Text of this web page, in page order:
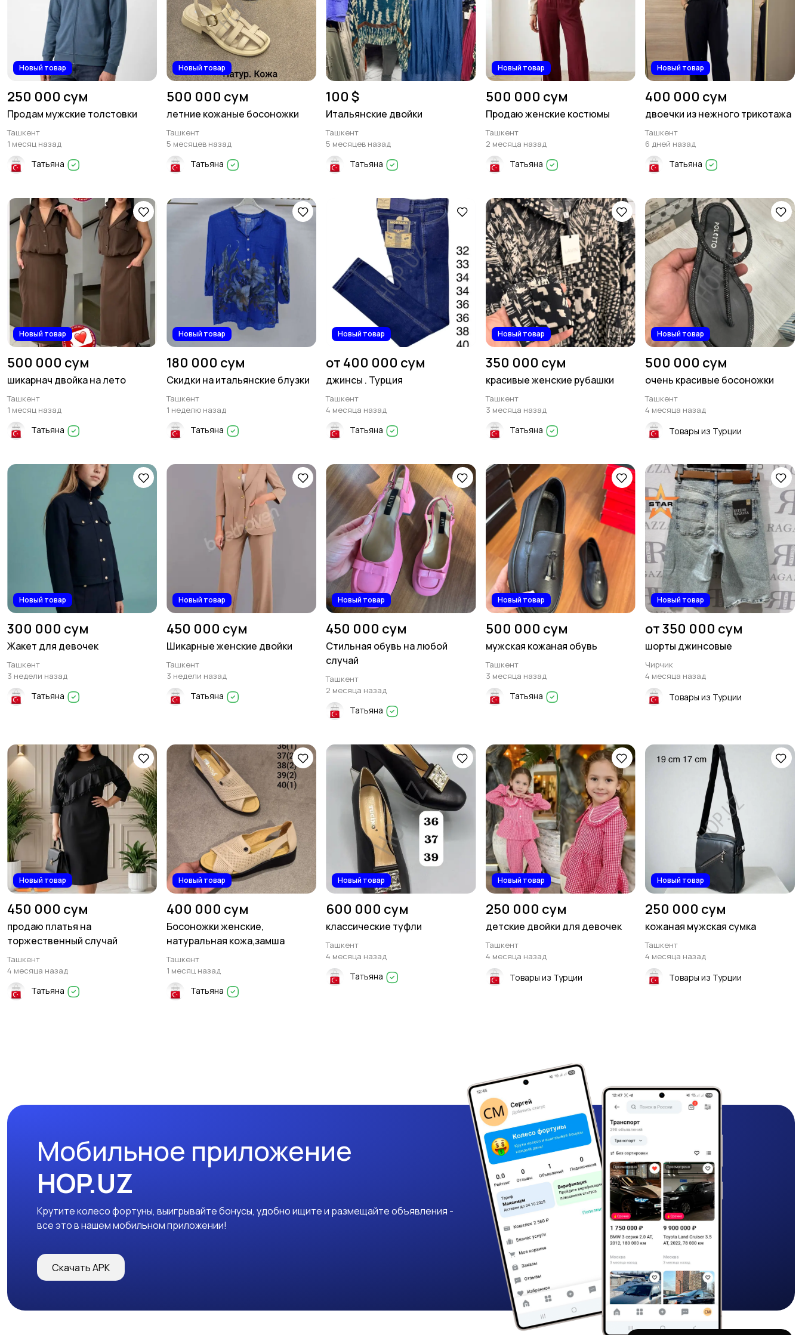
Новый товар
250 000 сум
Продам мужские толстовки
Ташкент
1 месяц назад
Татьяна
Новый товар
500 000 сум
летние кожаные босоножки
Ташкент
5 месяцев назад
Татьяна
100 $
Итальянские двойки
Ташкент
5 месяцев назад
Татьяна
Новый товар
500 000 сум
Продаю женские костюмы
Ташкент
2 месяца назад
Татьяна
Новый товар
400 000 сум
двоечки из нежного трикотажа
Ташкент
6 дней назад
Татьяна
Новый товар
500 000 сум
шикарнач двойка на лето
Ташкент
1 месяц назад
Татьяна
Новый товар
180 000 сум
Скидки на итальянские блузки
Ташкент
1 неделю назад
Татьяна
Новый товар
от 400 000 сум
джинсы . Турция
Ташкент
4 месяца назад
Татьяна
Новый товар
350 000 сум
красивые женские рубашки
Ташкент
3 месяца назад
Татьяна
Новый товар
500 000 сум
очень красивые босоножки
Ташкент
4 месяца назад
Товары из Турции
Новый товар
300 000 сум
Жакет для девочек
Ташкент
3 недели назад
Татьяна
Новый товар
450 000 сум
Шикарные женские двойки
Ташкент
3 недели назад
Татьяна
Новый товар
450 000 сум
Стильная обувь на любой
случай
Ташкент
2 месяца назад
Татьяна
Новый товар
500 000 сум
мужская кожаная обувь
Ташкент
3 месяца назад
Татьяна
Новый товар
от 350 000 сум
шорты джинсовые
Чирчик
4 месяца назад
Товары из Турции
Новый товар
450 000 сум
продаю платья на
торжественный случай
Ташкент
4 месяца назад
Татьяна
Новый товар
400 000 сум
Босоножки женские,
натуральная кожа,замша
Ташкент
1 месяц назад
Татьяна
Новый товар
600 000 сум
классические туфли
Ташкент
4 месяца назад
Татьяна
Новый товар
250 000 сум
детские двойки для девочек
Ташкент
4 месяца назад
Товары из Турции
Новый товар
250 000 сум
кожаная мужская сумка
Ташкент
4 месяца назад
Товары из Турции
Мобильное приложение
HOP.UZ
Крутите колесо фортуны, выигрывайте бонусы, удобно ищите и размещайте объявления -
все это в нашем мобильном приложении!
Скачать APK